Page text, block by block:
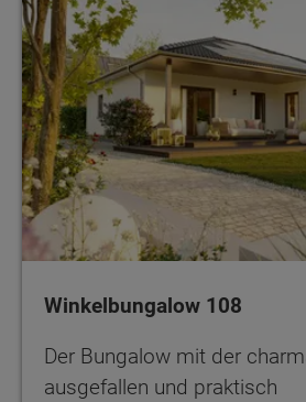
Winkelbungalow 108
Der Bungalow mit der
ausgefallen und praktisch